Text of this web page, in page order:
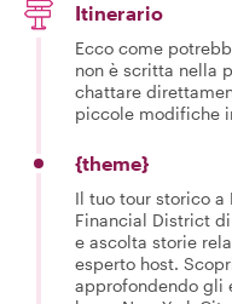
Itinerario
Ecco come
non è scritta nella
chattare
piccole modifiche
{theme}
Il tuo tour storico a
Financial District
e ascolta storie
esperto host.
approfondendo gli